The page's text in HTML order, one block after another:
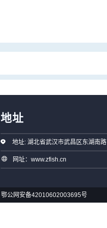
地址
地址: 湖北省武汉市武昌区东湖南
网址：www.zfish.cn
鄂公网安备42010602003695号